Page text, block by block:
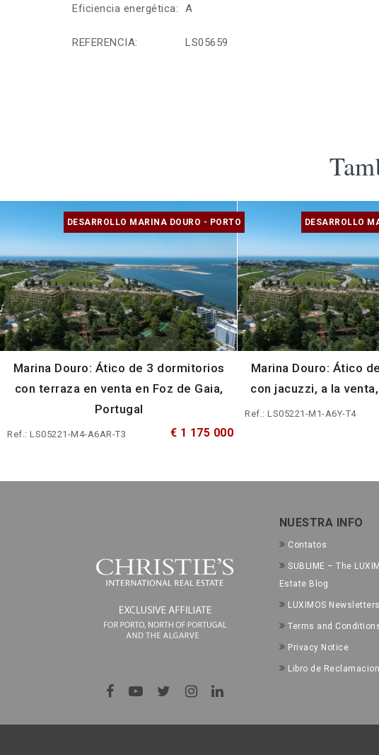
Eficiencia energética:
A
REFERENCIA: LS05659
DESARROLLO MARINA DOURO - PORTO
Marina Douro: Ático de 3 dormitorios
con terraza en venta en Foz de Gaia,
Portugal
Ref.: LS05221-M4-A6AR-T3 € 1 175 000
DESARROLLO
Marina Douro: Ático
con jacuzzi, a la
Ref.: LS05221-M1-A6Y-T4
NUESTRA INFO
Contatos
SUBLIME – The
Estate Blog
LUXIMOS Newsletters
Terms and
Privacy Notice
Libro de